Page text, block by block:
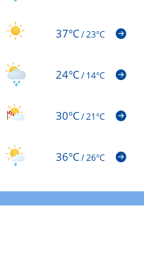
37°C/23°C
24°C/14°C
30°C/21°C
36°C/26°C